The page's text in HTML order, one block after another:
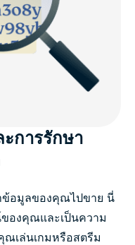
การรักษา
ข้อมูลของคุณไปขาย นี่
ของคุณและเป็นความ
ณเล่นเกมหรือสตรีม